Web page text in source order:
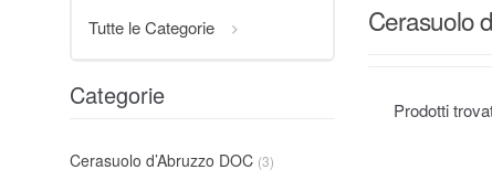
Cerasuolo
Prodotti
Tutte le Categorie
Categorie
Cerasuolo d’Abruzzo DOC (3)